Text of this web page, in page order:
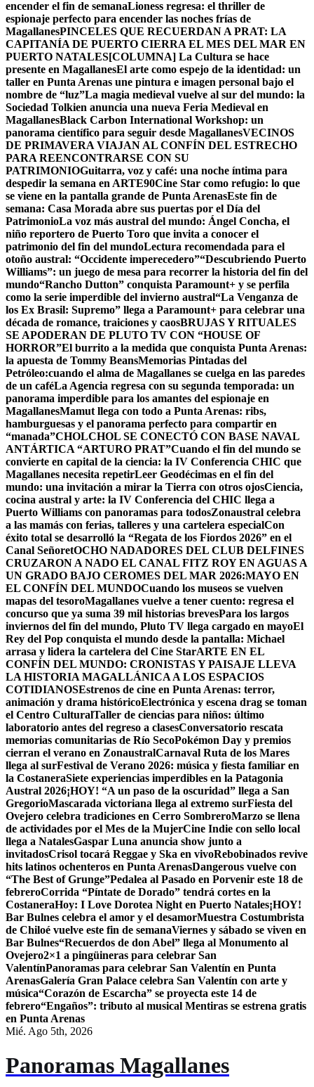
encender el fin de semanaLioness regresa: el thriller de
espionaje perfecto para encender las noches frías de
MagallanesPINCELES QUE RECUERDAN A PRAT: LA
CAPITANÍA DE PUERTO CIERRA EL MES DEL MAR EN
PUERTO NATALES[COLUMNA] La Cultura se hace
presente en MagallanesEl arte como espejo de la identidad: un
taller en Punta Arenas une pintura e imagen personal bajo el
nombre de “luz”La magia medieval vuelve al sur del mundo: la
Sociedad Tolkien anuncia una nueva Feria Medieval en
MagallanesBlack Carbon International Workshop: un
panorama científico para seguir desde MagallanesVECINOS
DE PRIMAVERA VIAJAN AL CONFÍN DEL ESTRECHO
PARA REENCONTRARSE CON SU
PATRIMONIOGuitarra, voz y café: una noche íntima para
despedir la semana en ARTE90Cine Star como refugio: lo que
se viene en la pantalla grande de Punta ArenasEste fin de
semana: Casa Morada abre sus puertas por el Día del
PatrimonioLa voz más austral del mundo: Ángel Concha, el
niño reportero de Puerto Toro que invita a conocer el
patrimonio del fin del mundoLectura recomendada para el
otoño austral: “Occidente imperecedero”“Descubriendo Puerto
Williams”: un juego de mesa para recorrer la historia del fin del
mundo“Rancho Dutton” conquista Paramount+ y se perfila
como la serie imperdible del invierno austral“La Venganza de
los Ex Brasil: Supremo” llega a Paramount+ para celebrar una
década de romance, traiciones y caosBRUJAS Y RITUALES
SE APODERAN DE PLUTO TV CON “HOUSE OF
HORROR”El burrito a la medida que conquista Punta Arenas:
la apuesta de Tommy BeansMemorias Pintadas del
Petróleo:cuando el alma de Magallanes se cuelga en las paredes
de un caféLa Agencia regresa con su segunda temporada: un
panorama imperdible para los amantes del espionaje en
MagallanesMamut llega con todo a Punta Arenas: ribs,
hamburguesas y el panorama perfecto para compartir en
“manada”CHOLCHOL SE CONECTÓ CON BASE NAVAL
ANTÁRTICA “ARTURO PRAT”Cuando el fin del mundo se
convierte en capital de la ciencia: la IV Conferencia CHIC que
Magallanes necesita repetirLeer Geodécimas en el fin del
mundo: una invitación a mirar la Tierra con otros ojosCiencia,
cocina austral y arte: la IV Conferencia del CHIC llega a
Puerto Williams con panoramas para todosZonaustral celebra
a las mamás con ferias, talleres y una cartelera especialCon
éxito total se desarrolló la “Regata de los Fiordos 2026” en el
Canal SeñoretOCHO NADADORES DEL CLUB DELFINES
CRUZARON A NADO EL CANAL FITZ ROY EN AGUAS A
UN GRADO BAJO CEROMES DEL MAR 2026:MAYO EN
EL CONFÍN DEL MUNDOCuando los museos se vuelven
mapas del tesoroMagallanes vuelve a tener cuento: regresa el
concurso que ya suma 39 mil historias brevesPara los largos
inviernos del fin del mundo, Pluto TV llega cargado en mayoEl
Rey del Pop conquista el mundo desde la pantalla: Michael
arrasa y lidera la cartelera del Cine StarARTE EN EL
CONFÍN DEL MUNDO: CRONISTAS Y PAISAJE LLEVA
LA HISTORIA MAGALLÁNICA A LOS ESPACIOS
COTIDIANOSEstrenos de cine en Punta Arenas: terror,
animación y drama históricoElectrónica y escena drag se toman
el Centro CulturalTaller de ciencias para niños: último
laboratorio antes del regreso a clasesConversatorio rescata
memorias comunitarias de Río SecoPokémon Day y premios
cierran el verano en ZonaustralCarnaval Ruta de los Mares
llega al surFestival de Verano 2026: música y fiesta familiar en
la CostaneraSiete experiencias imperdibles en la Patagonia
Austral 2026¡HOY! “A un paso de la oscuridad” llega a San
GregorioMascarada victoriana llega al extremo surFiesta del
Ovejero celebra tradiciones en Cerro SombreroMarzo se llena
de actividades por el Mes de la MujerCine Indie con sello local
llega a NatalesGaspar Luna anuncia show junto a
invitadosCrisol tocará Reggae y Ska en vivoRebobinados revive
hits latinos ochenteros en Punta ArenasDangerous vuelve con
“The Best of Grunge”Pedalea al Pasado en Porvenir este 18 de
febreroCorrida “Píntate de Dorado” tendrá cortes en la
CostaneraHoy: I Love Dorotea Night en Puerto Natales¡HOY!
Bar Bulnes celebra el amor y el desamorMuestra Costumbrista
de Chiloé vuelve este fin de semanaViernes y sábado se viven en
Bar Bulnes“Recuerdos de don Abel” llega al Monumento al
Ovejero2×1 a pingüineras para celebrar San
ValentínPanoramas para celebrar San Valentín en Punta
ArenasGalería Gran Palace celebra San Valentín con arte y
música“Corazón de Escarcha” se proyecta este 14 de
febrero“Engaños”: tributo al musical Mentiras se estrena gratis
en Punta Arenas
Mié. Ago 5th, 2026
Panoramas Magallanes